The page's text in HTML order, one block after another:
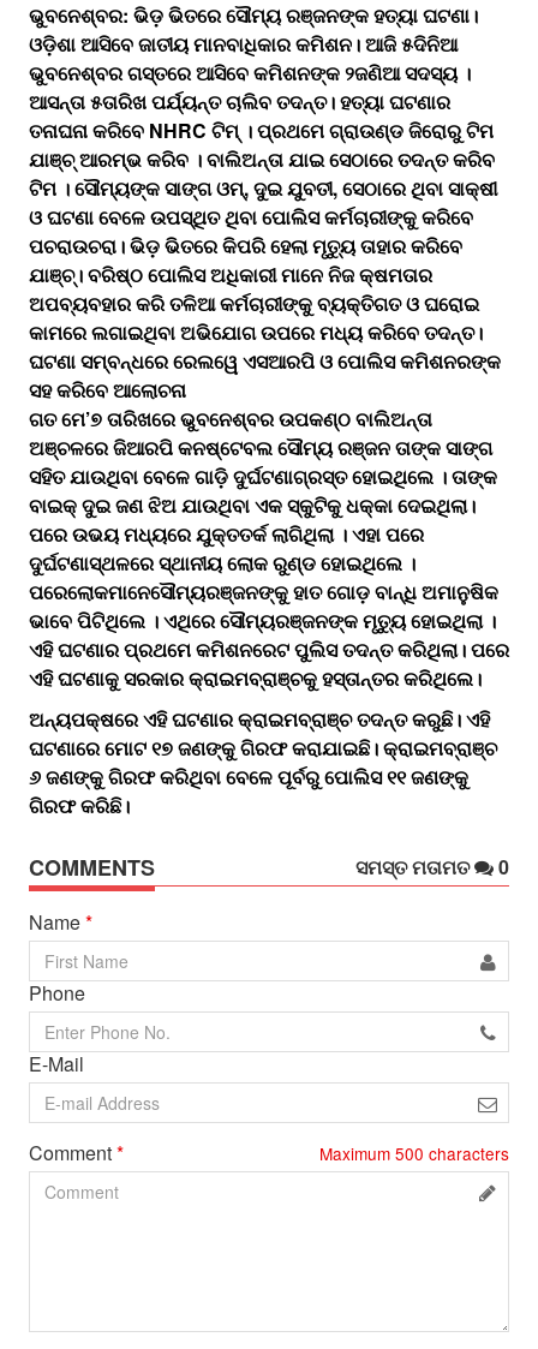
ଭୁବନେଶ୍ବର: ଭିଡ଼ ଭିତରେ ସୌମ୍ୟ ରଞ୍ଜନଙ୍କ ହତ୍ୟା ଘଟଣା।
ଓଡ଼ିଶା ଆସିବେ ଜାତୀୟ ମାନବାଧିକାର କମିଶନ। ଆଜି ୫ଦିନିଆ
ଭୁବନେଶ୍ବର ଗସ୍ତରେ ଆସିବେ କମିଶନଙ୍କ ୨ଜଣିଆ ସଦସ୍ୟ ।
ଆସନ୍ତା ୫ତାରିଖ ପର୍ଯ୍ୟନ୍ତ ଚାଲିବ ତଦନ୍ତ। ହତ୍ୟା ଘଟଣାର
ତନାଘନା କରିବେ NHRC ଟିମ୍ । ପ୍ରଥମେ ଗ୍ରାଉଣ୍ଡ ଜିରୋରୁ ଟିମ
ଯାଞ୍ଚ୍ ଆରମ୍ଭ କରିବ । ବାଲିଅନ୍ତା ଯାଇ ସେଠାରେ ତଦନ୍ତ କରିବ
ଟିମ । ସୌମ୍ୟଙ୍କ ସାଙ୍ଗ ଓମ୍, ଦୁଇ ଯୁବତୀ, ସେଠାରେ ଥିବା ସାକ୍ଷୀ
ଓ ଘଟଣା ବେଳେ ଉପସ୍ଥିତ ଥିବା ପୋଲିସ କର୍ମଚାରୀଙ୍କୁ କରିବେ
ପଚରାଉଚରା। ଭିଡ଼ ଭିତରେ କିପରି ହେଲା ମୃତ୍ୟୁ ତାହାର କରିବେ
ଯାଞ୍ଚ୍। ବରିଷ୍ଠ ପୋଲିସ ଅଧିକାରୀ ମାନେ ନିଜ କ୍ଷମତାର
ଅପବ୍ୟବହାର କରି ତଳିଆ କର୍ମଚାରୀଙ୍କୁ ବ୍ୟକ୍ତିଗତ ଓ ଘରୋଇ
କାମରେ ଲଗାଇଥିବା ଅଭିଯୋଗ ଉପରେ ମଧ୍ୟ କରିବେ ତଦନ୍ତ।
ଘଟଣା ସମ୍ବନ୍ଧରେ ରେଲୱେ ଏସଆରପି ଓ ପୋଲିସ କମିଶନରଙ୍କ
ସହ କରିବେ ଆଲୋଚନା
ଗତ ମେ’୭ ତାରିଖରେ ଭୁବନେଶ୍ବର ଉପକଣ୍ଠ ବାଲିଅନ୍ତା
ଅଞ୍ଚଳରେ ଜିଆରପି କନଷ୍ଟେବଲ ସୌମ୍ୟ ରଞ୍ଜନ ତାଙ୍କ ସାଙ୍ଗ
ସହିତ ଯାଉଥିବା ବେଳେ ଗାଡ଼ି ଦୁର୍ଘଟଣାଗ୍ରସ୍ତ ହୋଇଥିଲେ । ତାଙ୍କ
ବାଇକ୍ ଦୁଇ ଜଣ ଝିଅ ଯାଉଥିବା ଏକ ସ୍କୁଟିକୁ ଧକ୍କା ଦେଇଥିଲା।
ପରେ ଉଭୟ ମଧ୍ୟରେ ଯୁକ୍ତତର୍କ ଲାଗିଥିଲା । ଏହା ପରେ
ଦୁର୍ଘଟଣାସ୍ଥଳରେ ସ୍ଥାନୀୟ ଲୋକ ରୁଣ୍ଡ ହୋଇଥିଲେ ।
ପରେଲୋକମାନେସୌମ୍ୟରଞ୍ଜନଙ୍କୁ ହାତ ଗୋଡ଼ ବାନ୍ଧି ଅମାନୁଷିକ
ଭାବେ ପିଟିଥିଲେ । ଏଥିରେ ସୌମ୍ୟରଞ୍ଜନଙ୍କ ମୃତ୍ୟୁ ହୋଇଥିଲା ।
ଏହି ଘଟଣାର ପ୍ରଥମେ କମିଶନରେଟ ପୁଲିସ ତଦନ୍ତ କରିଥିଲା। ପରେ
ଏହି ଘଟଣାକୁ ସରକାର କ୍ରାଇମବ୍ରାଞ୍ଚକୁ ହସ୍ତାନ୍ତର କରିଥିଲେ।
ଅନ୍ୟପକ୍ଷରେ ଏହି ଘଟଣାର କ୍ରାଇମବ୍ରାଞ୍ଚ ତଦନ୍ତ କରୁଛି। ଏହି
ଘଟଣାରେ ମୋଟ ୧୭ ଜଣଙ୍କୁ ଗିରଫ କରାଯାଇଛି। କ୍ରାଇମବ୍ରାଞ୍ଚ
୬ ଜଣଙ୍କୁ ଗିରଫ କରିଥିବା ବେଳେ ପୂର୍ବରୁ ପୋଲିସ ୧୧ ଜଣଙ୍କୁ
ଗିରଫ କରିଛି।
COMMENTS ସମସ୍ତ ମତାମତ
0
Name*
Phone
E-Mail
Comment* Maximum 500 characters